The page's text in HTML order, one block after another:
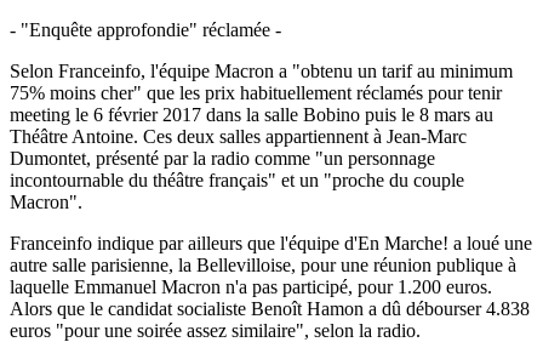
- "Enquête approfondie" réclamée -
Selon Franceinfo, l'équipe Macron a "obtenu un tarif au minimum
75% moins cher" que les prix habituellement réclamés pour tenir
meeting le 6 février 2017 dans la salle Bobino puis le 8 mars au
Théâtre Antoine. Ces deux salles appartiennent à Jean-Marc
Dumontet, présenté par la radio comme "un personnage
incontournable du théâtre français" et un "proche du couple
Macron".
Franceinfo indique par ailleurs que l'équipe d'En Marche! a loué une
autre salle parisienne, la Bellevilloise, pour une réunion publique à
laquelle Emmanuel Macron n'a pas participé, pour 1.200 euros.
Alors que le candidat socialiste Benoît Hamon a dû débourser 4.838
euros "pour une soirée assez similaire", selon la radio.